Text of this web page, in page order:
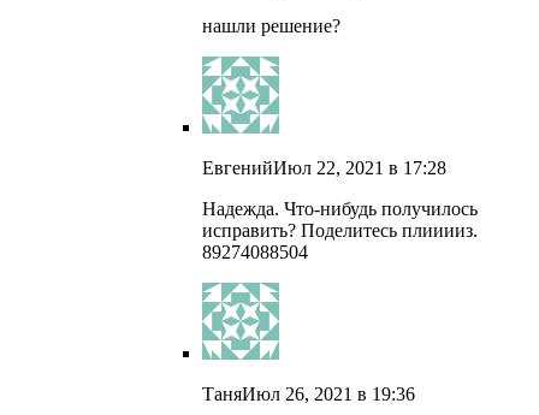
нашли решение?
ЕвгенийИюл 22, 2021 в 17:28
Надежда. Что-нибудь получилось
исправить? Поделитесь плииииз.
89274088504
ТаняИюл 26, 2021 в 19:36